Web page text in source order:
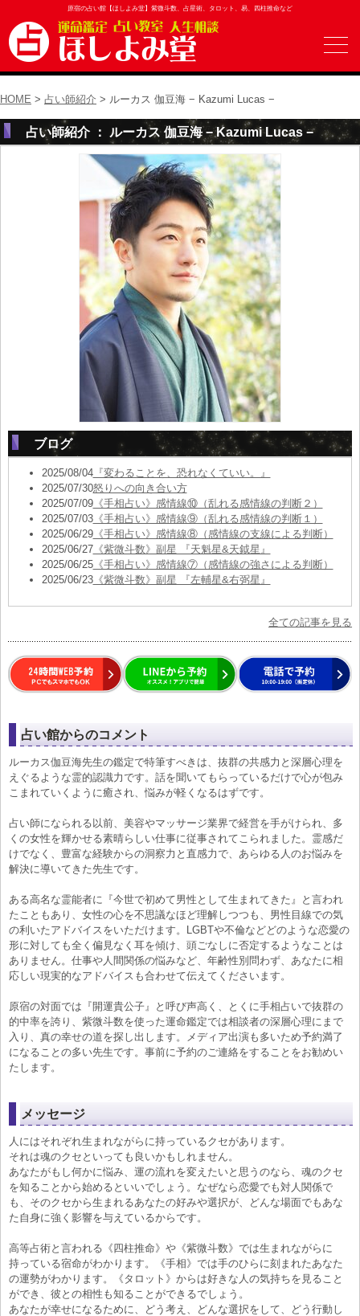
原宿の占い館【ほしよみ堂】紫微斗数、占星術、タロット、易、四柱推命など
HOME > 占い師紹介 > ルーカス 伽豆海 − Kazumi Lucas −
占い師紹介 ： ルーカス 伽豆海 − Kazumi Lucas −
ブログ
2025/08/04『変わることを、恐れなくていい。』
2025/07/30怒りへの向き合い方
2025/07/09《手相占い》感情線⑩（乱れる感情線の判断２）
2025/07/03《手相占い》感情線⑨（乱れる感情線の判断１）
2025/06/29《手相占い》感情線⑧（感情線の支線による判断）
2025/06/27《紫微斗数》副星 『天魁星&天鉞星』
2025/06/25《手相占い》感情線⑦（感情線の強さによる判断）
2025/06/23《紫微斗数》副星 『左輔星&右弼星』
全ての記事を見る
占い館からのコメント
ルーカス伽豆海先生の鑑定で特筆すべきは、抜群の共感力と深層心理を
えぐるような霊的認識力です。話を聞いてもらっているだけで心が包み
こまれていくように癒され、悩みが軽くなるはずです。
占い師になられる以前、美容やマッサージ業界で経営を手がけられ、多
くの女性を輝かせる素晴らしい仕事に従事されてこられました。霊感だ
けでなく、豊富な経験からの洞察力と直感力で、あらゆる人のお悩みを
解決に導いてきた先生です。
ある高名な霊能者に『今世で初めて男性として生まれてきた』と言われ
たこともあり、女性の心を不思議なほど理解しつつも、男性目線での気
の利いたアドバイスをいただけます。LGBTや不倫などどのような恋愛の
形に対しても全く偏見なく耳を傾け、頭ごなしに否定するようなことは
ありません。仕事や人間関係の悩みなど、年齢性別問わず、あなたに相
応しい現実的なアドバイスも合わせて伝えてくださいます。
原宿の対面では『開運貴公子』と呼び声高く、とくに手相占いで抜群の
的中率を誇り、紫微斗数を使った運命鑑定では相談者の深層心理にまで
入り、真の幸せの道を探し出します。メディア出演も多いため予約満了
になることの多い先生です。事前に予約のご連絡をすることをお勧めい
たします。
メッセージ
人にはそれぞれ生まれながらに持っているクセがあります。
それは魂のクセといっても良いかもしれません。
あなたがもし何かに悩み、運の流れを変えたいと思うのなら、魂のクセ
を知ることから始めるといいでしょう。なぜなら恋愛でも対人関係で
も、そのクセから生まれるあなたの好みや選択が、どんな場面でもあな
た自身に強く影響を与えているからです。
高等占術と言われる《四柱推命》や《紫微斗数》では生まれながらに
持っている宿命がわかります。《手相》では手のひらに刻まれたあなた
の運勢がわかります。《タロット》からは好きな人の気持ちを見ること
ができ、彼との相性も知ることができるでしょう。
あなたが幸せになるために、どう考え、どんな選択をして、どう行動し